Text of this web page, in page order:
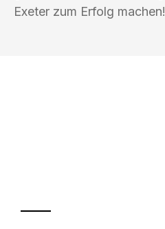
Exeter zum Erfolg machen!